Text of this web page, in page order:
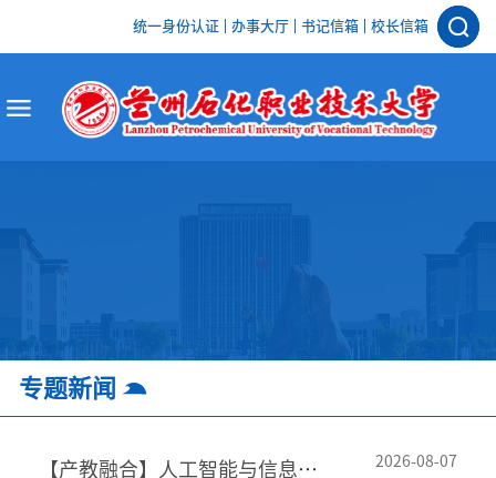
统一身份认证 办事大厅 书记信箱 校长信箱
专题新闻
【产教融合】人工智能与信息工程学院赴新疆开展访企拓岗就业市场调研 2026-08-07